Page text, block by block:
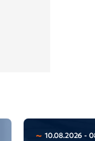
10.08.2026 -